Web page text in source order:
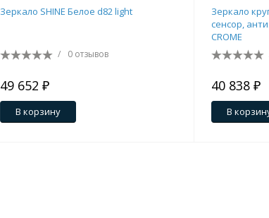
Зеркало SHINE Белое d82 light
/ 0 отзывов
49 652 ₽
В корзину
Зеркало
сенсор,
CROME
40 838 ₽
В